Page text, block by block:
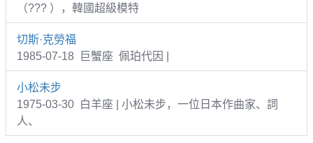
（??? ），韓國超級模特
切斯·克勞福
1985-07-18 巨蟹座 佩珀代因 |
小松未步
1975-03-30 白羊座 | 小松未步，一位日本作曲家、詞
人、